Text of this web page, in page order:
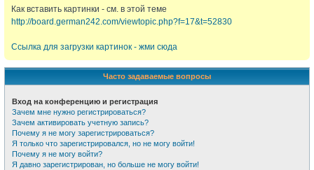
Как вставить картинки - см. в этой теме
http://board.german242.com/viewtopic.php?f=17&t=52830
Ссылка для загрузки картинок - жми сюда
Часто задаваемые вопросы
Вход на конференцию и регистрация
Зачем мне нужно регистрироваться?
Зачем активировать учетную запись?
Почему я не могу зарегистрироваться?
Я только что зарегистрировался, но не могу войти!
Почему я не могу войти?
Я давно зарегистрирован, но больше не могу войти!